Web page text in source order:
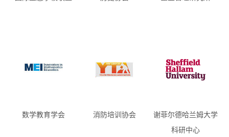
数学教育学会 消防培训协会
谢菲尔德哈兰姆大学
科研中心